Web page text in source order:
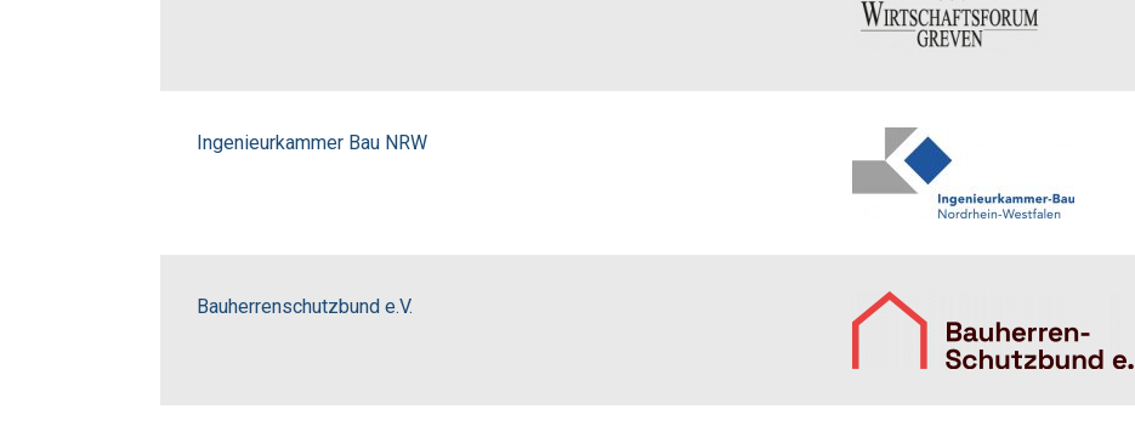
Ingenieurkammer Bau NRW
Bauherrenschutzbund e.V.